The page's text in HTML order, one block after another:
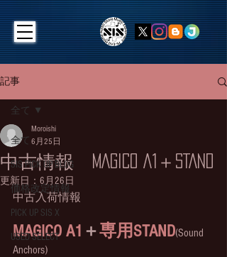
記事
全て
SIS PICK UP BLOG
価格改定情報
PICK UP SIS X
USED SELECT
全て
中古情報 MAGICO A1＋STAND
Moroishi
6月25日
更新日： 6月26日
中古入荷情報
MAGICO A1 ＋専用STAND(Sound
Anchors)